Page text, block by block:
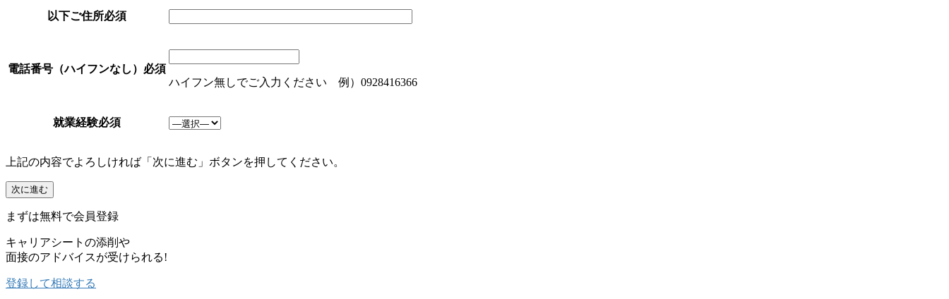
以下ご住所必須
電話番号（ハイフンなし） 必須
ハイフン無しでご入力ください 例）0928416366
就業経験必須
上記の内容でよろしければ「次に進む」ボタンを押してください。
まずは無料で会員登録
キャリアシートの添削や
面接のアドバイスが受けられる!
登録して相談する